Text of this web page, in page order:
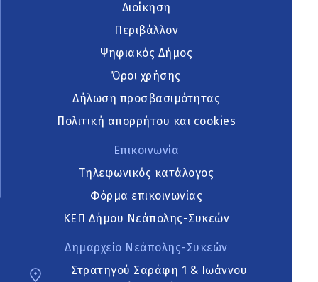
Διοίκηση
Περιβάλλον
Ψηφιακός Δήμος
Όροι χρήσης
Δήλωση προσβασιμότητας
Πολιτική απορρήτου και cookies
Επικοινωνία
Τηλεφωνικός κατάλογος
Φόρμα επικοινωνίας
ΚΕΠ Δήμου Νεάπολης-Συκεών
Δημαρχείο Νεάπολης-Συκεών
Στρατηγού Σαράφη 1 & Ιωάννου